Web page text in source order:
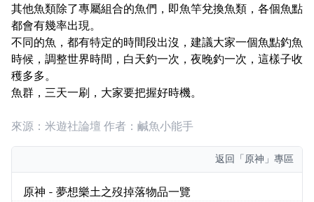
其他魚類除了專屬組合的魚們，即魚竿兌換魚類，各個魚點
都會有幾率出現。
不同的魚，都有特定的時間段出沒，建議大家一個魚點釣魚
時候，調整世界時間，白天釣一次，夜晚釣一次，這樣子收
穫多多。
魚群，三天一刷，大家要把握好時機。
來源：米遊社論壇 作者：鹹魚小能手
返回 「原神」專區
原神 - 夢想樂土之歿掉落物品一覽